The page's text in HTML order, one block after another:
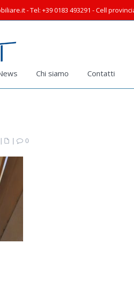
- Tel: +39 0183 493291 - Cell
Chi siamo Contatti
| | 0